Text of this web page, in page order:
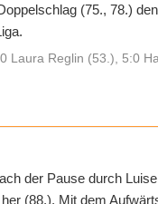
(75., 78.)
Laura Reglin (53.), 5:0
der Pause durch
(88.). Mit dem